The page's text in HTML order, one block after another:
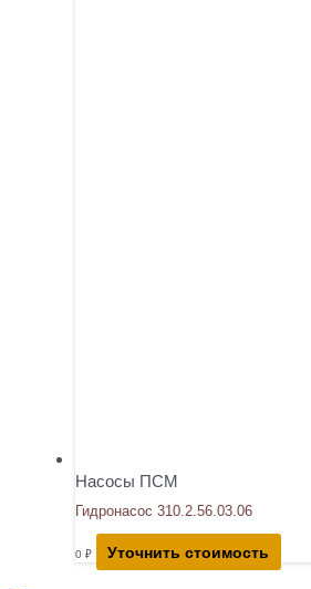
Насосы ПСМ
Гидронасос 310.2.56.03.06
0 ₽ Уточнить стоимость